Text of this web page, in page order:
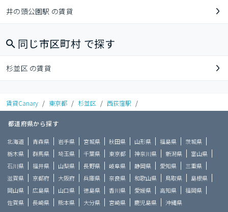
井の頭公園駅 の賃貸
同じ市区町村 で探す
杉並区 の賃貸
賃貸Canary / 東京都 / 杉並区 / 西荻窪駅 /
都道府県から探す
北海道 青森県 岩手県 宮城県 秋田県 山形県 福島県
茨城県
栃木県
群馬県 埼玉県 千葉県 東京都 神奈川県 新潟県
富山県
石川県
福井県 山梨県 長野県 岐阜県 静岡県 愛知県
三重県
滋賀県
京都府 大阪府 兵庫県 奈良県 和歌山県 鳥取県
島根県
岡山県
広島県 山口県 徳島県 香川県 愛媛県 高知県
福岡県
佐賀県
長崎県 熊本県 大分県 宮崎県 鹿児島県 沖縄県